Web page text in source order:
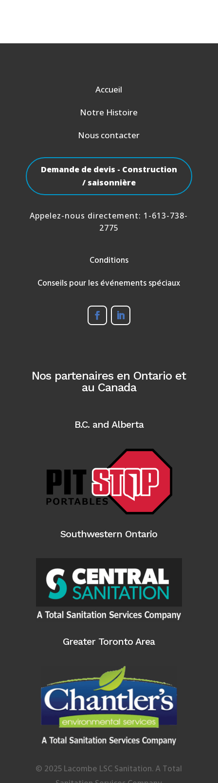
Accueil
Notre Histoire
Nous contacter
Demande de devis - Construction
/ saisonnière
Appelez-nous directement: 1-613-738-
2775
Conditions
Conseils pour les événements spéciaux
Nos partenaires en Ontario et
au Canada
B.C. and Alberta
Southwestern Ontario
Greater Toronto Area
© 2025 Lacombe LSC Sanitation. A Total